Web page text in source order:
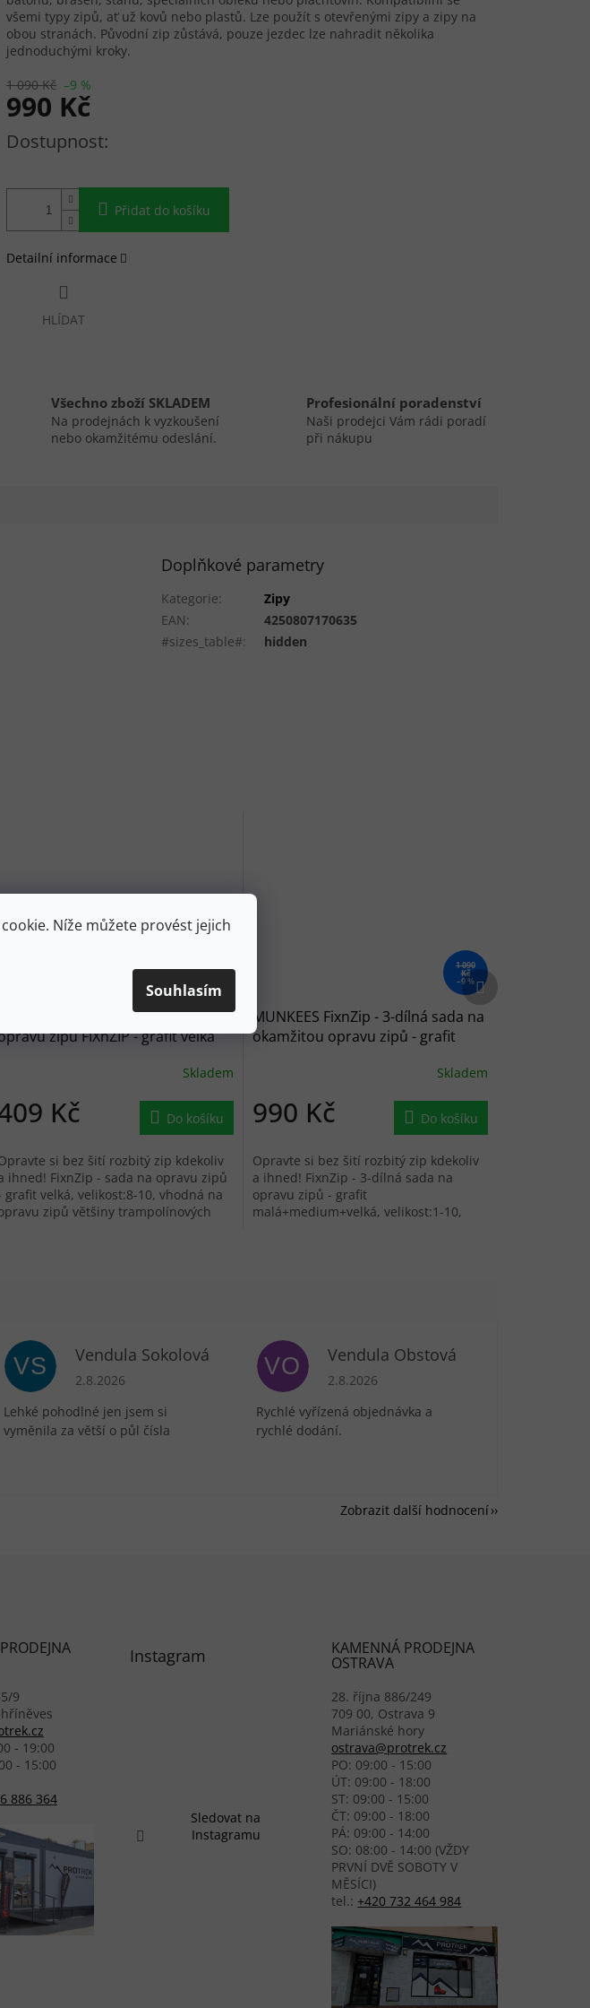
Níže můžete provést jejich
Souhlasím
1 090 Kč –9 %
990 Kč
Měrná cena:
Přidat do košíku
všemi typy zipů, ať už kovů nebo plastů. Lze použít s otevřenými zipy a zipy na
obou stranách. Původní zip zůstává, pouze jezdec lze nahradit několika
jednoduchými kroky.
Detailní informace
HLÍDAT
Všechno zboží SKLADEM
Na prodejnách k vyzkoušení
nebo okamžitému odeslání.
Profesionální poradenství
Naši prodejci Vám rádi poradí
při nákupu
Doplňkové parametry
Kategorie:
Zipy
EAN:
4250807170635
#sizes_table#: hidden
450 Kč
MUNKEES Sada na okamžitou
zipů FIXnZIP - grafit velká
Skladem
Kč Do košíku
si bez šití rozbitý zip kdekoliv
ihned! FixnZip - sada na opravu zipů
grafit velká, velikost:8-10, vhodná na
zipů většiny trampolínových
1 090
Kč
–9 %
MUNKEES FixnZip - 3-dílná sada na
okamžitou opravu zipů - grafit
Skladem
990 Kč Do košíku
Opravte si bez šití rozbitý zip kdekoliv
a ihned! FixnZip - 3-dílná sada na
opravu zipů - grafit
malá+medium+velká, velikost:1-10,
Další produkt
VS Vendula Sokolová
Hodnocení obchodu je 5 z 5 hvězdiček.
2.8.2026
Lehké pohodlné jen jsem si
vyměnila za větší o půl čísla
VO Vendula Obstová
Hodnocení obchodu je 5 z 5 hvězdiček.
2.8.2026
Rychlé vyřízená objednávka a
rychlé dodání.
Zobrazit další hodnocení
9
- 19:00
- 15:00
886 364
Instagram
Sledovat na
Instagramu
KAMENNÁ PRODEJNA
OSTRAVA
28. října 886/249
709 00, Ostrava 9
Mariánské hory
ostrava@protrek.cz
PO: 09:00 - 15:00
ÚT: 09:00 - 18:00
ST: 09:00 - 15:00
ČT: 09:00 - 18:00
PÁ: 09:00 - 14:00
SO: 08:00 - 14:00 (VŽDY
PRVNÍ DVĚ SOBOTY V
MĚSÍCI)
tel.:+420 732 464 984